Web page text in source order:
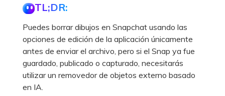
TL;DR:
Puedes borrar dibujos en Snapchat usando las
opciones de edición de la aplicación únicamente
antes de enviar el archivo, pero si el Snap ya fue
guardado, publicado o capturado, necesitarás
utilizar un removedor de objetos externo basado
en IA.